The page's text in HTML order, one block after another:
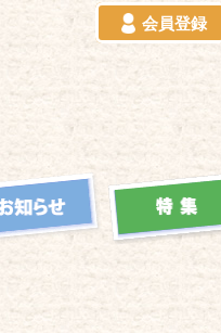
会員登録